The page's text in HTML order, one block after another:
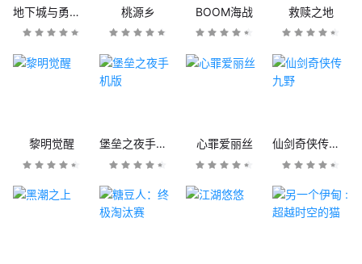
地下城与勇士M 桃源乡 BOOM海战 救赎之地
黎明觉醒 堡垒之夜手机版 心罪爱丽丝 仙剑奇侠传九野